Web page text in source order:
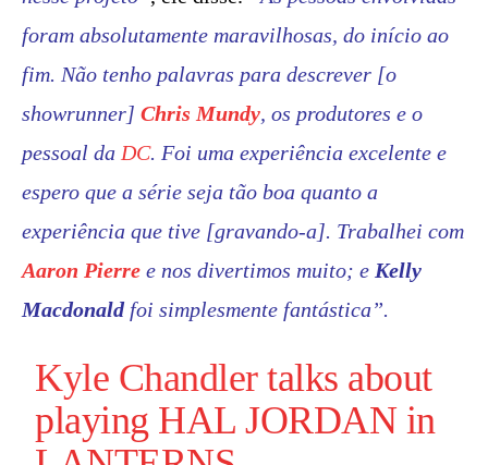
foram absolutamente maravilhosas, do início ao
fim. Não tenho palavras para descrever [o
showrunner] Chris Mundy, os produtores e o
pessoal da DC. Foi uma experiência excelente e
espero que a série seja tão boa quanto a
experiência que tive [gravando-a]. Trabalhei com
Aaron Pierre e nos divertimos muito; e Kelly
Macdonaldfoi simplesmente fantástica”.
Kyle Chandlertalks about
playing HAL JORDAN in